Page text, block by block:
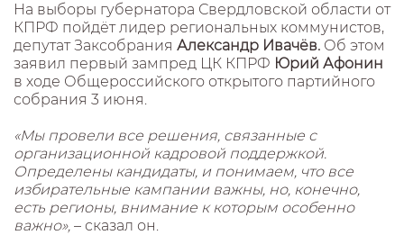
На выборы губернатора Свердловской области от
КПРФ пойдёт лидер региональных коммунистов,
депутат Заксобрания Александр Ивачёв. Об этом
заявил первый зампред ЦК КПРФ Юрий Афонин
в ходе Общероссийского открытого партийного
собрания 3 июня.
«Мы провели все решения, связанные с
организационной кадровой поддержкой.
Определены кандидаты, и понимаем, что все
избирательные кампании важны, но, конечно,
есть регионы, внимание к которым особенно
важно», – сказал он.